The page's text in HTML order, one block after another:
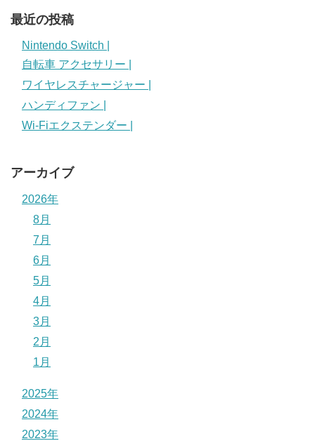
最近の投稿
Nintendo Switch |
自転車 アクセサリー |
ワイヤレスチャージャー |
ハンディファン |
Wi-Fiエクステンダー |
アーカイブ
2026年
8月
7月
6月
5月
4月
3月
2月
1月
2025年
2024年
2023年